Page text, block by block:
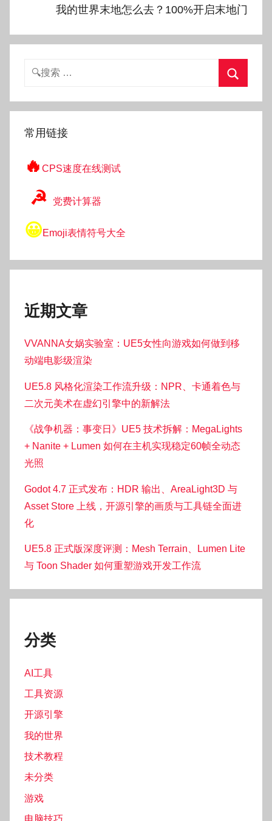
我的世界末地怎么去？100%开启末地门
搜
索
常用链接
🔥 CPS速度在线测试
☭ 党费计算器
😀Emoji表情符号大全
近期文章
VVANNA女娲实验室：UE5女性向游戏如何做到移
动端电影级渲染
UE5.8 风格化渲染工作流升级：NPR、卡通着色与
二次元美术在虚幻引擎中的新解法
《战争机器：事变日》UE5 技术拆解：MegaLights
+ Nanite + Lumen 如何在主机实现稳定60帧全动态
光照
Godot 4.7 正式发布：HDR 输出、AreaLight3D 与
Asset Store 上线，开源引擎的画质与工具链全面进
化
UE5.8 正式版深度评测：Mesh Terrain、Lumen Lite
与 Toon Shader 如何重塑游戏开发工作流
分类
AI工具
工具资源
开源引擎
我的世界
技术教程
未分类
游戏